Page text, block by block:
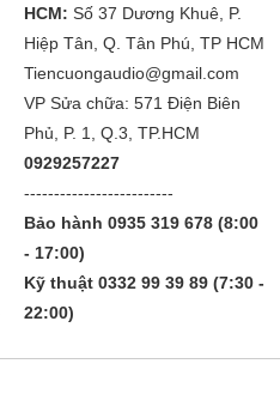
HCM: Số 37 Dương Khuê, P.
Hiệp Tân, Q. Tân Phú, TP HCM
Tiencuongaudio@gmail.com
VP Sửa chữa: 571 Điện Biên
Phủ, P. 1, Q.3, TP.HCM
0929257227
-------------------------
Bảo hành 0935 319 678 (8:00
- 17:00)
Kỹ thuật 0332 99 39 89 (7:30 -
22:00)